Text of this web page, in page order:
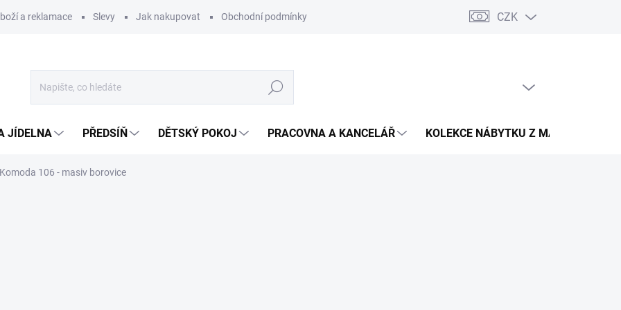
a reklamace Slevy Jak nakupovat Obchodní podmínky Podmínky ochrany osobních údajů Pojištění zásilky
CZK
Hledat
JÍDELNA PŘEDSÍŇ DĚTSKÝ POKOJ PRACOVNA A KANCELÁŘ KOLEKCE NÁBYTKU Z MASIVU
Komoda 106 - masiv borovice